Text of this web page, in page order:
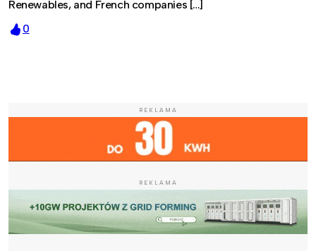
Renewables, and French companies […]
0
REKLAMA
REKLAMA